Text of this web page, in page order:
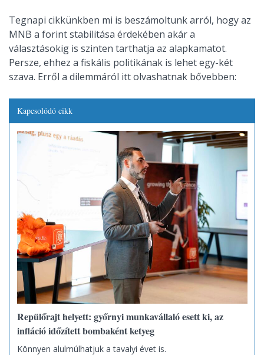
Tegnapi cikkünkben mi is beszámoltunk arról, hogy az
MNB a forint stabilitása érdekében akár a
választásokig is szinten tarthatja az alapkamatot.
Persze, ehhez a fiskális politikának is lehet egy-két
szava. Erről a dilemmáról itt olvashatnak bővebben:
Kapcsolódó cikk
Repülőrajt helyett: győrnyi munkavállaló esett ki, az
infláció időzített bombaként ketyeg
Könnyen alulmúlhatjuk a tavalyi évet is.